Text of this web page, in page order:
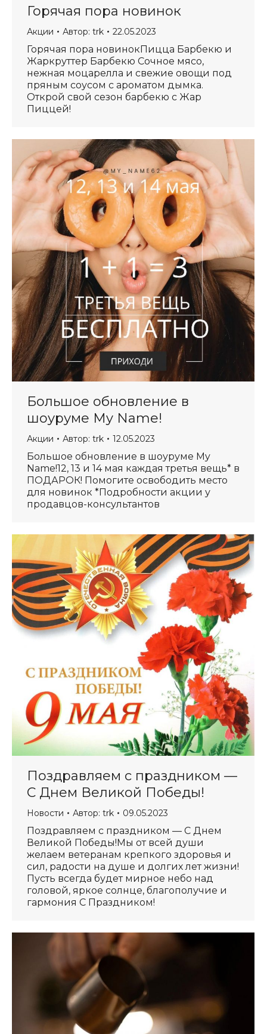
Горячая пора новинок
Акции Автор: trk 22.05.2023
Горячая пора новинокПицца Барбекю и
Жаркруттер Барбекю Сочное мясо,
нежная моцарелла и свежие овощи под
пряным соусом с ароматом дымка.
Открой свой сезон барбекю с Жар
Пиццей!
Большое обновление в
шоуруме My Name!
Акции Автор: trk 12.05.2023
Большое обновление в шоуруме My
Name!12, 13 и 14 мая каждая третья вещь* в
ПОДАРОК! Помогите освободить место
для новинок *Подробности акции у
продавцов-консультантов
Поздравляем с праздником —
С Днем Великой Победы!
Новости Автор: trk 09.05.2023
Поздравляем с праздником — С Днем
Великой Победы!Мы от всей души
желаем ветеранам крепкого здоровья и
сил, радости на душе и долгих лет жизни!
Пусть всегда будет мирное небо над
головой, яркое солнце, благополучие и
гармония С Праздником!